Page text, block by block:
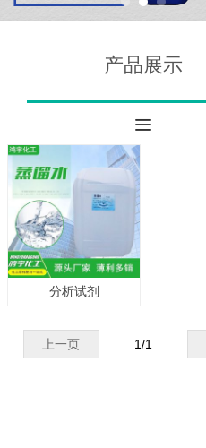
끀
产品展示
分析试剂
上一页 1/1